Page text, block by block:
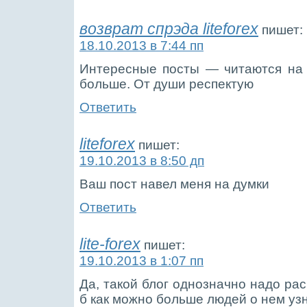
возврат спрэда liteforex пишет:
18.10.2013 в 7:44 пп
Интересные посты — читаются
больше. От души респектую
Ответить
liteforex пишет:
19.10.2013 в 8:50 дп
Ваш пост навел меня на думки
Ответить
lite-forex пишет:
19.10.2013 в 1:07 пп
Да, такой блог однозначно надо
б как можно больше людей о нем